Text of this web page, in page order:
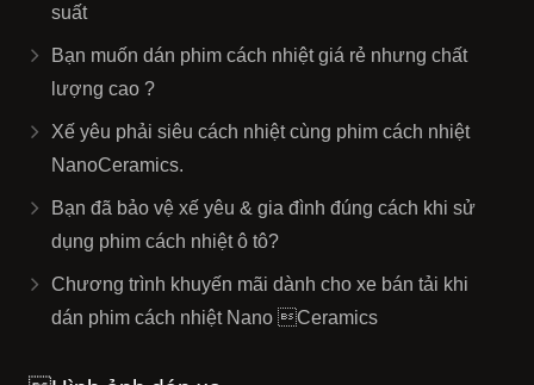
suất
Bạn muốn dán phim cách nhiệt giá rẻ nhưng chất
lượng cao ?
Xế yêu phải siêu cách nhiệt cùng phim cách nhiệt
NanoCeramics.
Bạn đã bảo vệ xế yêu & gia đình đúng cách khi sử
dụng phim cách nhiệt ô tô?
Chương trình khuyến mãi dành cho xe bán tải khi
dán phim cách nhiệt Nano Ceramics